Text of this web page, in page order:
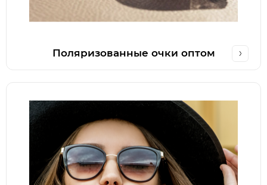
Поляризованные очки оптом